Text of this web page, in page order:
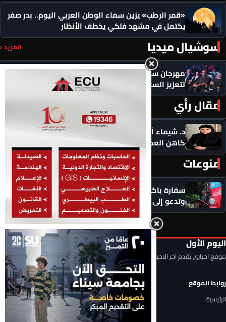
«قمر الرطب» يزين سماء الوطن العربي اليوم.. بدر صفر
يكتمل في مشهد فلكي يخطف الأنظار
سوشيال ميديا المزيد ‹
مهرجان سيمفوني للفنون يكرم رموزاً مؤثرة ويدعو
لتعزيز السلام
مقال رأي
د. شيماء أحمدين تكتب .. حين يصبح الذكاء الاصطناعي
كاهن العصر: هل نستبدل التأمل بالاستهلاك؟
منوعات المزيد ‹
سفارة باكستان بالقاهرة تجدد دعمها لقضية كشمير
وتدعو إلى تسوية عادلة وفق قرارات مجلس الأمن
اليوم الأول
موقع اخباري يقدم اخر الاخبار المحلية والعربية والعالمية
روابط الموقع
الرئيسية